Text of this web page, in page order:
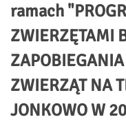
ramach
ZWIERZĘTAMI
ZWIERZĄT NA
JONKOWO W